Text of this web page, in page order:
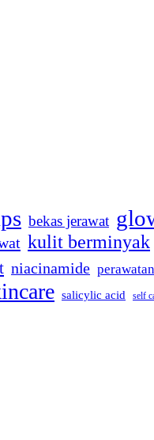
bekas jerawat
kulit berminyak
niacinamide
salicylic acid self